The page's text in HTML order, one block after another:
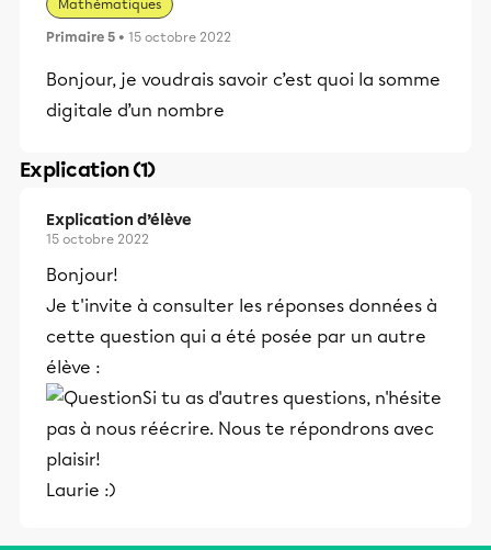
Mathématiques
Primaire 5 • 15 octobre 2022
Bonjour, je voudrais savoir c’est quoi la somme
digitale d’un nombre
Explication (1)
Explication d’élève
15 octobre 2022
Bonjour!
Je t'invite à consulter les réponses données à
cette question qui a été posée par un autre
élève :
Si tu as d'autres questions, n'hésite
pas à nous réécrire. Nous te répondrons avec
plaisir!
Laurie :)